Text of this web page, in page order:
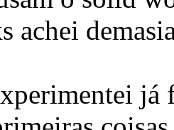
achei
já